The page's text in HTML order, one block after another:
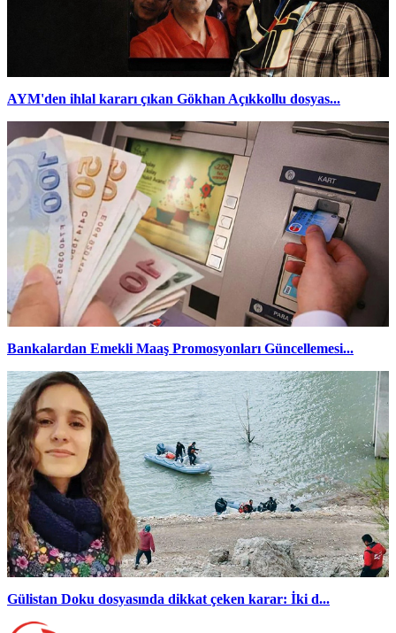
AYM'den ihlal kararı çıkan Gökhan Açıkkollu dosyas...
Bankalardan Emekli Maaş Promosyonları Güncellemesi...
Gülistan Doku dosyasında dikkat çeken karar: İki d...